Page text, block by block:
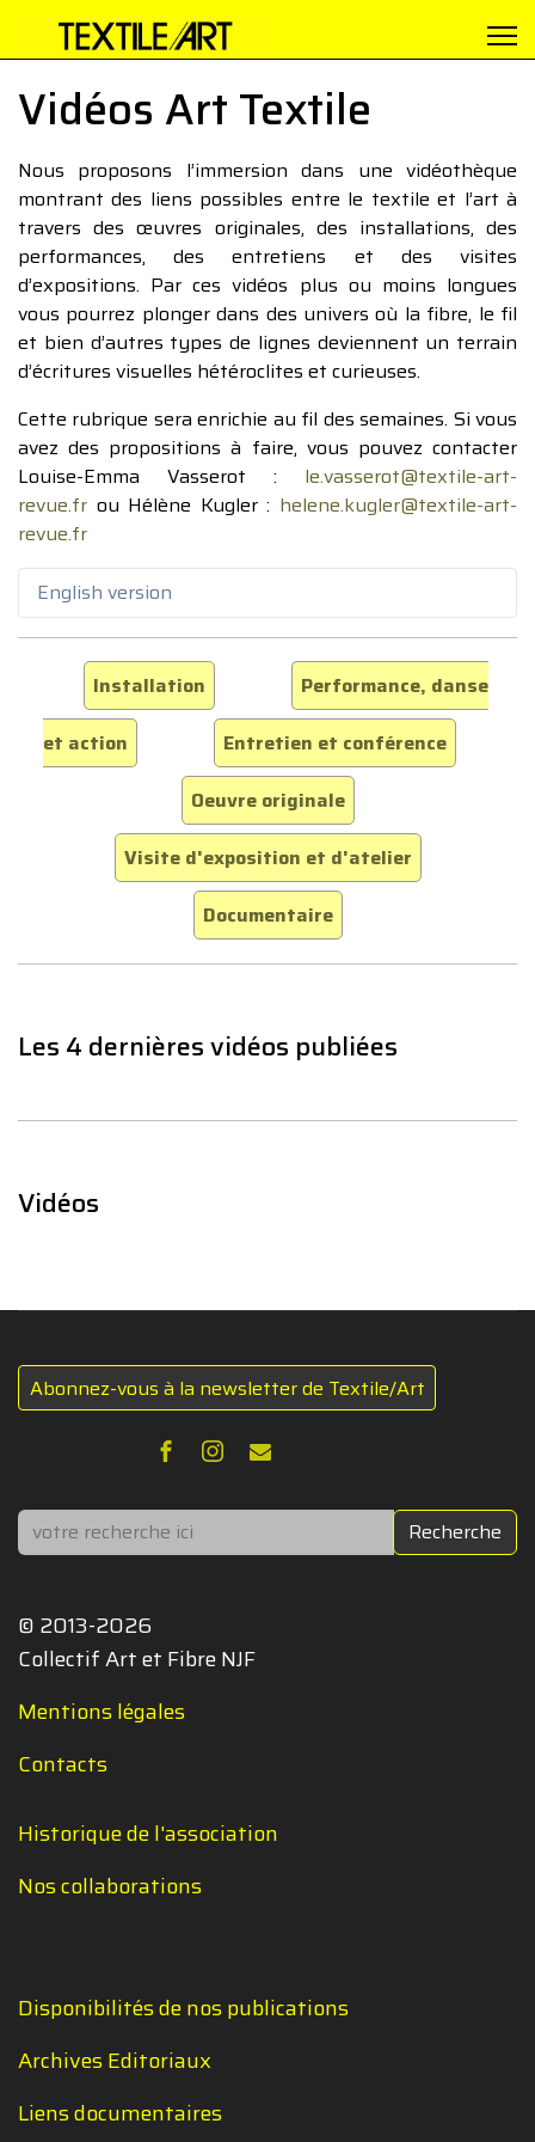
Vidéos Art Textile
Nous proposons l’immersion dans une vidéothèque
montrant des liens possibles entre le textile et l’art à
travers des œuvres originales, des installations, des
performances, des entretiens et des visites
d’expositions. Par ces vidéos plus ou moins longues
vous pourrez plonger dans des univers où la fibre, le fil
et bien d’autres types de lignes deviennent un terrain
d’écritures visuelles hétéroclites et curieuses.
Cette rubrique sera enrichie au fil des semaines. Si vous
avez des propositions à faire, vous pouvez contacter
Louise-Emma Vasserot : le.vasserot@textile-art-
revue.fr ou Hélène Kugler : helene.kugler@textile-art-
revue.fr
English version
Installation
Performance, danse
et action
Entretien et conférence
Oeuvre originale
Visite d'exposition et d'atelier
Documentaire
Les 4 dernières vidéos publiées
Vidéos
Abonnez-vous à la newsletter de Textile/Art
Rechercher Recherche
© 2013-2026
Collectif Art et Fibre NJF
Mentions légales
Contacts
Historique de l'association
Nos collaborations
Disponibilités de nos publications
Archives Editoriaux
Liens documentaires